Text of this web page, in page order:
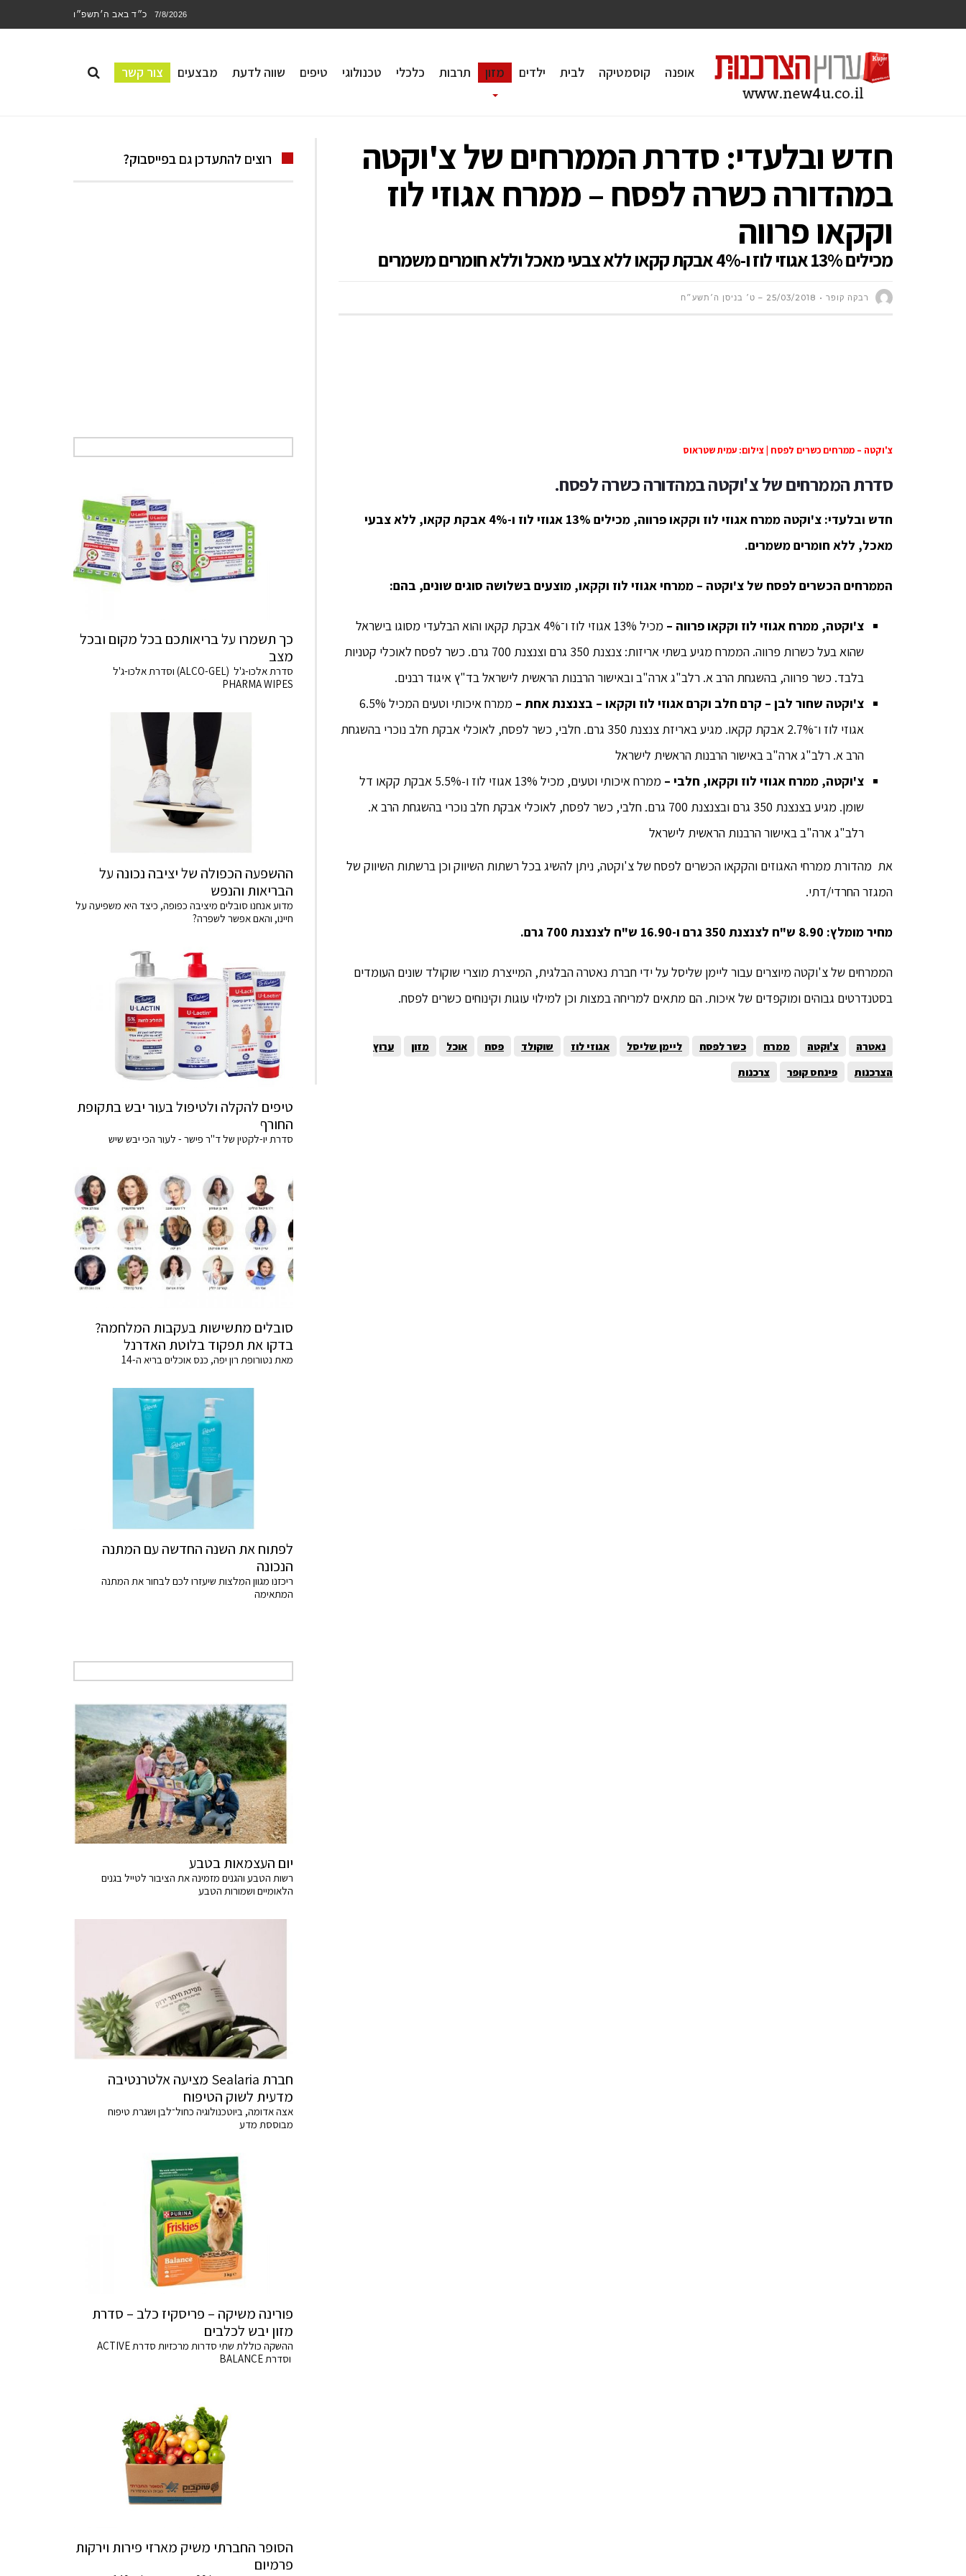
7/8/2026 כ״ד באב ה׳תשפ״ו
אופנה קוסמטיקה לבית ילדים מזון תרבות כלכלי טכנולוגי טיפים שווה לדעת מבצעים צור קשר
חדש ובלעדי: סדרת הממרחים של צ'וקטה
במהדורה כשרה לפסח – ממרח אגוזי לוז
וקקאו פרווה
מכילים 13% אגוזי לוז ו-4% אבקת קקאו ללא צבעי מאכל וללא חומרים משמרים
רבקה קופר 25/03/2018 – ט׳ בניסן ה׳תשע״ח
צ'וקטה – ממרחים כשרים לפסח | צילום: עמית שטראוס
סדרת הממרחים של צ'וקטה במהדורה כשרה לפסח.
חדש ובלעדי: צ'וקטה ממרח אגוזי לוז וקקאו פרווה, מכילים 13% אגוזי לוז ו-4% אבקת קקאו,
ללא צבעי
מאכל, ללא חומרים משמרים.
הממרחים הכשרים לפסח של צ'וקטה – ממרחי אגוזי לוז וקקאו, מוצעים בשלושה סוגים שונים, בהם:
צ'וקטה, ממרח אגוזי לוז וקקאו פרווה –
מכיל 13% אגוזי לוז ו־4% אבקת קקאו והוא הבלעדי מסוגו בישראל
שהוא בעל כשרות פרווה. הממרח מגיע בשתי אריזות: צנצנת 350 גרם וצנצנת 700 גרם. כשר לפסח לאוכלי קטניות
בלבד. כשר פרווה, בהשגחת הרב א. רלב"ג ארה"ב ובאישור הרבנות הראשית לישראל בד"ץ איגוד רבנים.
צ'וקטה שחור לבן – קרם חלב וקרם אגוזי לוז וקקאו – בצנצנת אחת –
ממרח איכותי וטעים המכיל 6.5%
אגוזי לוז ו־2.7% אבקת קקאו. מגיע באריזת צנצנת 350 גרם. חלבי, כשר לפסח, לאוכלי אבקת חלב נוכרי בהשגחת
הרב א. רלב"ג ארה"ב באישור הרבנות הראשית לישראל
צ'וקטה, ממרח אגוזי לוז וקקאו, חלבי –
ממרח איכותי וטעים, מכיל 13% אגוזי לוז ו-5.5% אבקת קקאו דל
שומן. מגיע בצנצנת 350 גרם ובצנצנת 700 גרם. חלבי, כשר לפסח, לאוכלי אבקת חלב נוכרי בהשגחת הרב א.
רלב"ג ארה"ב באישור הרבנות הראשית לישראל
את מהדורת ממרחי האגוזים והקקאו הכשרים לפסח של צ'וקטה, ניתן להשיג בכל רשתות השיווק וכן ברשתות השיווק של
המגזר החרדי/דתי.
מחיר מומלץ: 8.90 ש"ח לצנצנת 350 גרם ו-16.90 ש"ח לצנצנת 700 גרם.
הממרחים של צ'וקטה מיוצרים עבור ליימן שליסל על ידי חברת נאטרה הבלגית, המייצרת מוצרי שוקולד שונים העומדים
בסטנדרטים גבוהים ומוקפדים של איכות. הם מתאים למריחה במצות וכן למילוי עוגות וקינוחים כשרים לפסח.
נאטרה צ'וקטה ממרח כשר לפסח ליימן שליסל אגוזי לוז שוקולד פסח אוכל מזון
ערוץ
הצרכנות
פינחס קופר צרכנות
רוצים להתעדכן גם בפייסבוק?
כך תשמרו על בריאותכם בכל מקום ובכל
מצב
סדרת אלכו-ג'ל (ALCO-GEL) וסדרת אלכו-ג'ל
PHARMA WIPES
ההשפעה הכפולה של יציבה נכונה על
הבריאות והנפש
מדוע אנחנו סובלים מיציבה כפופה, כיצד היא משפיעה על
חיינו, והאם אפשר לשפרה?
טיפים להקלה ולטיפול בעור יבש בתקופת
החורף
סדרת יו-לקטין של ד"ר פישר - לעור הכי יבש שיש
סובלים מתשישות בעקבות המלחמה?
בדקו את תפקוד בלוטת האדרנל
מאת נטורופת רון יפה, כנס אוכלים בריא ה-14
לפתוח את השנה החדשה עם המתנה
הנכונה
ריכזנו מגוון המלצות שיעזרו לכם לבחור את המתנה
המתאימה
יום העצמאות בטבע
רשות הטבע והגנים מזמינה את הציבור לטייל בגנים
הלאומיים ושמורות הטבע
חברת Sealaria מציעה אלטרנטיבה
מדעית לשוק הטיפוח
אצה אדומה, ביוטכנולוגיה כחול־לבן ושגרת טיפוח
מבוססת מדע
פורינה משיקה – פריסקיז כלב – סדרת
מזון יבש לכלבים
ההשקה כוללת שתי סדרות מרכזיות סדרת ACTIVE
וסדרת BALANCE
הסופר החברתי משיק מארזי פירות וירקות
פרמיום